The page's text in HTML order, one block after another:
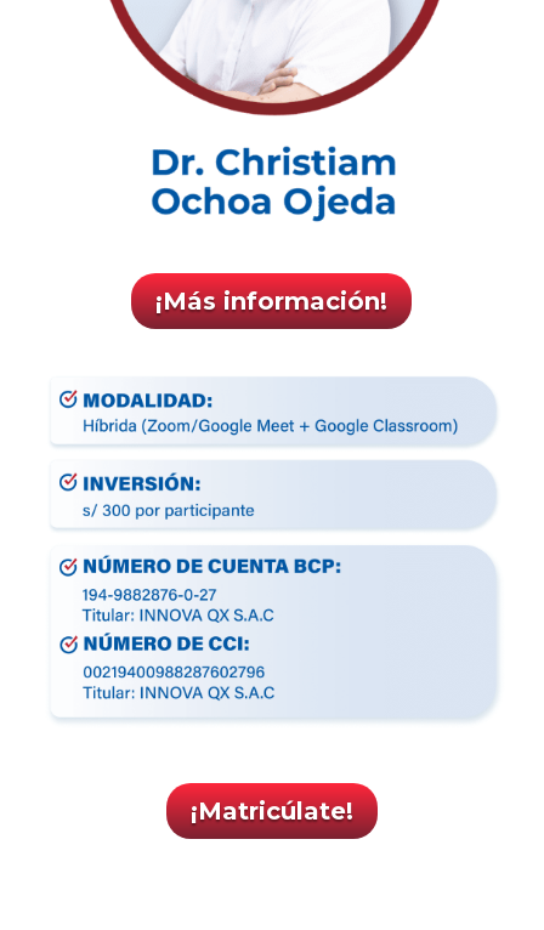
¡Más información!
¡Matricúlate!